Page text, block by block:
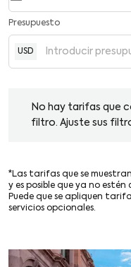
Presupuesto
USD
No hay tarifas que
filtro. Ajuste sus
*Las tarifas que se
y es posible que ya no estén
Puede que se apliquen
servicios opcionales.